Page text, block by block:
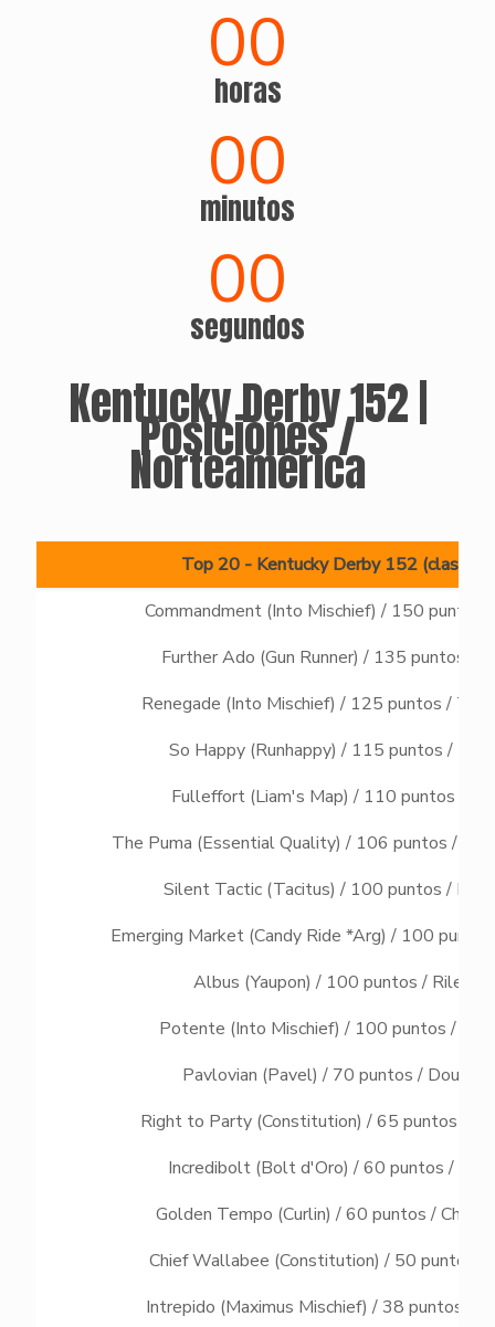
00
horas
00
minutos
00
segundos
Kentucky Derby 152 |
Posiciones /
Norteamérica
Top 20 - Kentucky Derby 152
Commandment (Into Mischief) / 150 puntos /
Further Ado (Gun Runner) / 135 puntos /
Renegade (Into Mischief) / 125 puntos /
So Happy (Runhappy) / 115 puntos /
Fulleffort (Liam's Map) / 110 puntos /
The Puma (Essential Quality) / 106 puntos /
Silent Tactic (Tacitus) / 100 puntos /
Emerging Market (Candy Ride *Arg) / 100
Albus (Yaupon) / 100 puntos / Riley
Potente (Into Mischief) / 100 puntos /
Pavlovian (Pavel) / 70 puntos / Doug
Right to Party (Constitution) / 65 puntos /
Incredibolt (Bolt d'Oro) / 60 puntos /
Golden Tempo (Curlin) / 60 puntos / Cherie
Chief Wallabee (Constitution) / 50 puntos
Intrepido (Maximus Mischief) / 38 puntos /